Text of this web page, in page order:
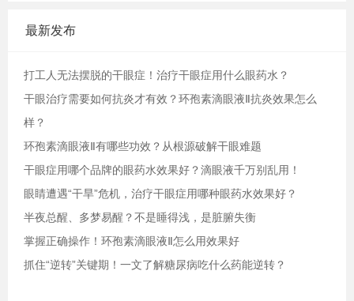
最新发布
打工人无法摆脱的干眼症！治疗干眼症用什么眼药水？
干眼治疗需要如何抗炎才有效？环孢素滴眼液Ⅱ抗炎效果怎么
样？
环孢素滴眼液Ⅱ有哪些功效？从根源破解干眼难题
干眼症用哪个品牌的眼药水效果好？滴眼液千万别乱用！
眼睛遭遇“干旱”危机，治疗干眼症用哪种眼药水效果好？
半夜总醒、多梦易醒？不是睡得浅，是脏腑失衡
掌握正确操作！环孢素滴眼液Ⅱ怎么用效果好
抓住“逆转”关键期！一文了解糖尿病吃什么药能逆转？